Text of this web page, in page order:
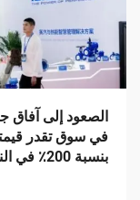
بنسبة 200٪ في النصف الأول من العام